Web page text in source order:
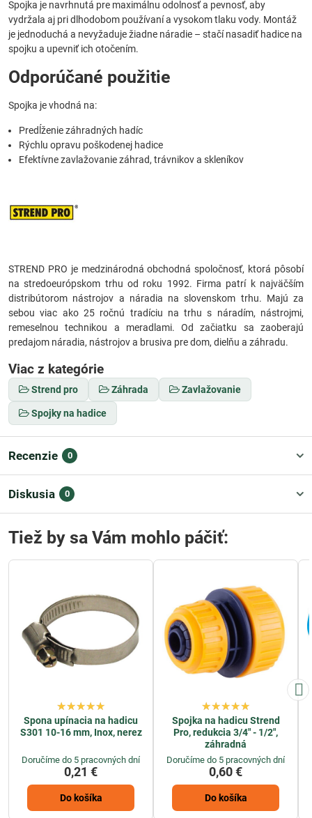
Spojka je navrhnutá pre maximálnu odolnosť a pevnosť, aby
vydržala aj pri dlhodobom používaní a vysokom tlaku vody. Montáž
je jednoduchá a nevyžaduje žiadne náradie – stačí nasadiť hadice na
spojku a upevniť ich otočením.
Odporúčané použitie
Spojka je vhodná na:
Predĺženie záhradných hadíc
Rýchlu opravu poškodenej hadice
Efektívne zavlažovanie záhrad, trávnikov a skleníkov
STREND PRO je medzinárodná obchodná spoločnosť, ktorá pôsobí
na stredoeurópskom trhu od roku 1992. Firma patrí k najväčším
distribútorom nástrojov a náradia na slovenskom trhu. Majú za
sebou viac ako 25 ročnú tradíciu na trhu s náradím, nástrojmi,
remeselnou technikou a meradlami. Od začiatku sa zaoberajú
predajom náradia, nástrojov a brusiva pre dom, dielňu a záhradu.
Viac z kategórie
Strend pro Záhrada Zavlažovanie
Spojky na hadice
Recenzie 0
Diskusia 0
Tiež by sa Vám mohlo páčiť:
Spona upínacia na hadicu
S301 10-16 mm, Inox, nerez
Doručíme do 5 pracovných dní
0,21 €
Do košíka
Spojka na hadicu Strend
Pro, redukcia 3/4" - 1/2",
záhradná
Doručíme do 5 pracovných dní
0,60 €
Do košíka